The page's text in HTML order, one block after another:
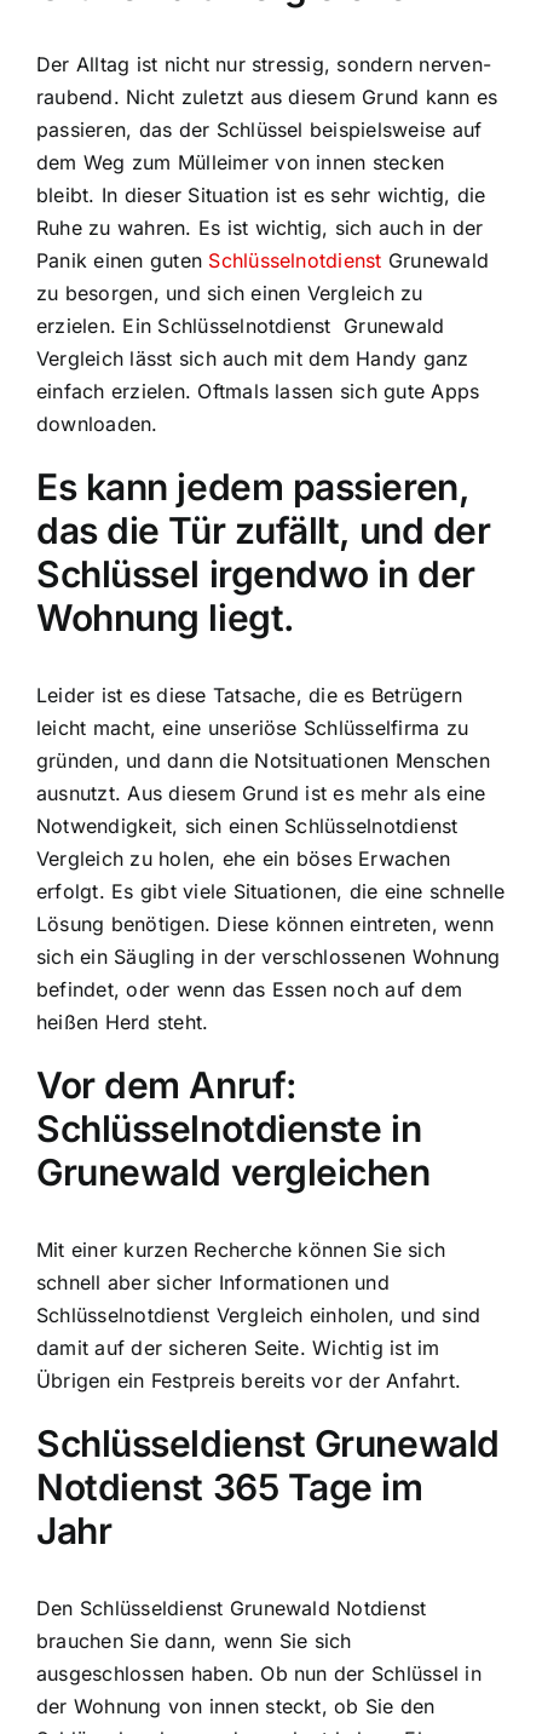
Der Alltag ist nicht nur stressig, sondern nerven-
raubend. Nicht zuletzt aus diesem Grund kann es
passieren, das der Schlüssel beispielsweise auf
dem Weg zum Mülleimer von innen stecken
bleibt. In dieser Situation ist es sehr wichtig, die
Ruhe zu wahren. Es ist wichtig, sich auch in der
Panik einen guten Schlüsselnotdienst Grunewald
zu besorgen, und sich einen Vergleich zu
erzielen. Ein Schlüsselnotdienst Grunewald
Vergleich lässt sich auch mit dem Handy ganz
einfach erzielen. Oftmals lassen sich gute Apps
downloaden.
Es kann jedem passieren,
das die Tür zufällt, und der
Schlüssel irgendwo in der
Wohnung liegt.
Leider ist es diese Tatsache, die es Betrügern
leicht macht, eine unseriöse Schlüsselfirma zu
gründen, und dann die Notsituationen Menschen
ausnutzt. Aus diesem Grund ist es mehr als eine
Notwendigkeit, sich einen Schlüsselnotdienst
Vergleich zu holen, ehe ein böses Erwachen
erfolgt. Es gibt viele Situationen, die eine schnelle
Lösung benötigen. Diese können eintreten, wenn
sich ein Säugling in der verschlossenen Wohnung
befindet, oder wenn das Essen noch auf dem
heißen Herd steht.
Vor dem Anruf:
Schlüsselnotdienste in
Grunewald vergleichen
Mit einer kurzen Recherche können Sie sich
schnell aber sicher Informationen und
Schlüsselnotdienst Vergleich einholen, und sind
damit auf der sicheren Seite. Wichtig ist im
Übrigen ein Festpreis bereits vor der Anfahrt.
Schlüsseldienst Grunewald
Notdienst 365 Tage im
Jahr
Den Schlüsseldienst Grunewald Notdienst
brauchen Sie dann, wenn Sie sich
ausgeschlossen haben. Ob nun der Schlüssel in
der Wohnung von innen steckt, ob Sie den